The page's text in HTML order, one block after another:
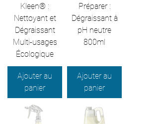
Kleen® :
Nettoyant et
Dégraissant
Multi-usages
Écologique
Ajouter au
panier
Préparer :
Dégraissant à
pH neutre
800ml
Ajouter au
panier